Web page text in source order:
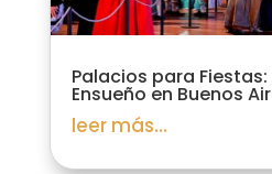
Palacios para
Ensueño en Buenos
leer más...